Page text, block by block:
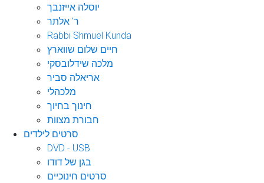
יוסלה אייזנבך
ר' אלתר
Rabbi Shmuel Kunda
חיים שלום שווארץ
מלכה שידלובסקי
אריאלה סביר
מלכהלי
חינוך בחיוך
חבורת מצוות
סרטים לילדים
DVD - USB
בגן של דודו
סרטים חינוכיים